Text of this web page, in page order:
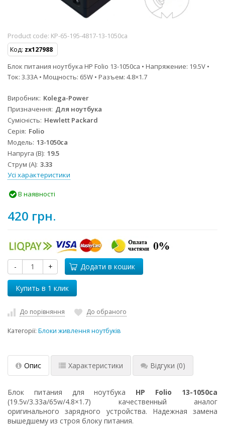
Product code: KP-65-195-4817-13-1050ca
Код: zx127988
Блок питания ноутбука HP Folio 13-1050ca • Напряжение: 19.5V •
Ток: 3.33A • Мощность: 65W • Разъем: 4.8×1.7
Виробник Kolega-Power
Призначення Для ноутбука
Сумісність Hewlett Packard
Серія Folio
Модель 13-1050ca
Напруга (В) 19.5
Струм (А) 3.33
Усі характеристики
В наявності
420 грн.
- + Додати в кошик
До порівняння До обраного
Категорії: Блоки живлення ноутбуків
Опис Характеристики Відгуки (0)
Блок питания для ноутбука HP Folio 13-1050ca
(19.5v/3.33a/65w/4.8×1.7) качественный аналог
оригинального зарядного устройства. Надежная замена
вышедшему из строя блоку питания.